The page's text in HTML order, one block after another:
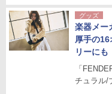
グッズ
楽器メー
厚手の
リーにも
「
チュラル/